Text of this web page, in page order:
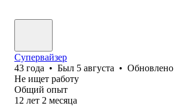
Супервайзер
43 года • Был 5 августа • Обновлено
Не ищет работу
Общий опыт
12 лет 2 месяца